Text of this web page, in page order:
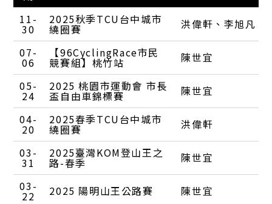
11-
30
2025秋季TCU台中城市
繞圈賽 洪偉軒
李旭凡
07-
06
【96CyclingRace市民
競賽組】桃竹站
陳世宜
05-
24
2025 桃園市運動會 市長
盃自由車錦標賽
陳世宜
04-
20
2025春季TCU台中城市
繞圈賽
洪偉軒
03-
31
2025臺灣KOM登山王之
路-春季
陳世宜
03-
22 2025 陽明山王公路賽
陳世宜